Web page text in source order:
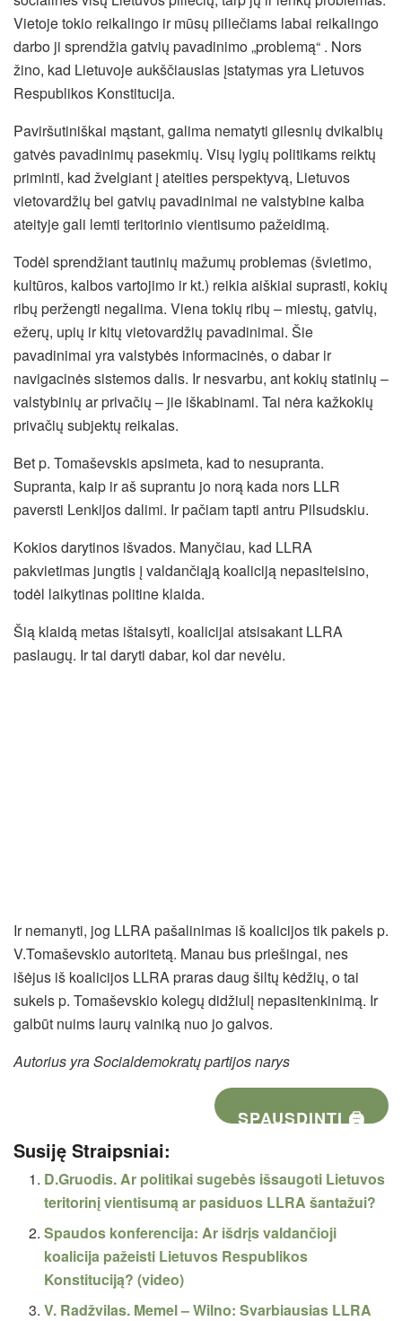
Vietoje tokio reikalingo ir mūsų piliečiams labai reikalingo
darbo ji sprendžia gatvių pavadinimo „problemą“ . Nors
žino, kad Lietuvoje aukščiausias įstatymas yra Lietuvos
Respublikos Konstitucija.
Paviršutiniškai mąstant, galima nematyti gilesnių dvikalbių
gatvės pavadinimų pasekmių. Visų lygių politikams reiktų
priminti, kad žvelgiant į ateities perspektyvą, Lietuvos
vietovardžių bei gatvių pavadinimai ne valstybine kalba
ateityje gali lemti teritorinio vientisumo pažeidimą.
Todėl sprendžiant tautinių mažumų problemas (švietimo,
kultūros, kalbos vartojimo ir kt.) reikia aiškiai suprasti, kokių
ribų peržengti negalima. Viena tokių ribų – miestų, gatvių,
ežerų, upių ir kitų vietovardžių pavadinimai. Šie
pavadinimai yra valstybės informacinės, o dabar ir
navigacinės sistemos dalis. Ir nesvarbu, ant kokių statinių –
valstybinių ar privačių – jie iškabinami. Tai nėra kažkokių
privačių subjektų reikalas.
Bet p. Tomaševskis apsimeta, kad to nesupranta.
Supranta, kaip ir aš suprantu jo norą kada nors LLR
paversti Lenkijos dalimi. Ir pačiam tapti antru Pilsudskiu.
Kokios darytinos išvados. Manyčiau, kad LLRA
pakvietimas jungtis į valdančiąją koaliciją nepasiteisino,
todėl laikytinas politine klaida.
Šią klaidą metas ištaisyti, koalicijai atsisakant LLRA
paslaugų. Ir tai daryti dabar, kol dar nevėlu.
Ir nemanyti, jog LLRA pašalinimas iš koalicijos tik pakels p.
V.Tomaševskio autoritetą. Manau bus priešingai, nes
išėjus iš koalicijos LLRA praras daug šiltų kėdžių, o tai
sukels p. Tomaševskio kolegų didžiulį nepasitenkinimą. Ir
galbūt nuims laurų vainiką nuo jo galvos.
Autorius yra Socialdemokratų partijos narys
SPAUSDINTI 🖨
Susiję Straipsniai:
D.Gruodis. Ar politikai sugebės išsaugoti Lietuvos
teritorinį vientisumą ar pasiduos LLRA šantažui?
Spaudos konferencija: Ar išdrįs valdančioji
koalicija pažeisti Lietuvos Respublikos
Konstituciją? (video)
V. Radžvilas. Memel – Wilno: Svarbiausias LLRA